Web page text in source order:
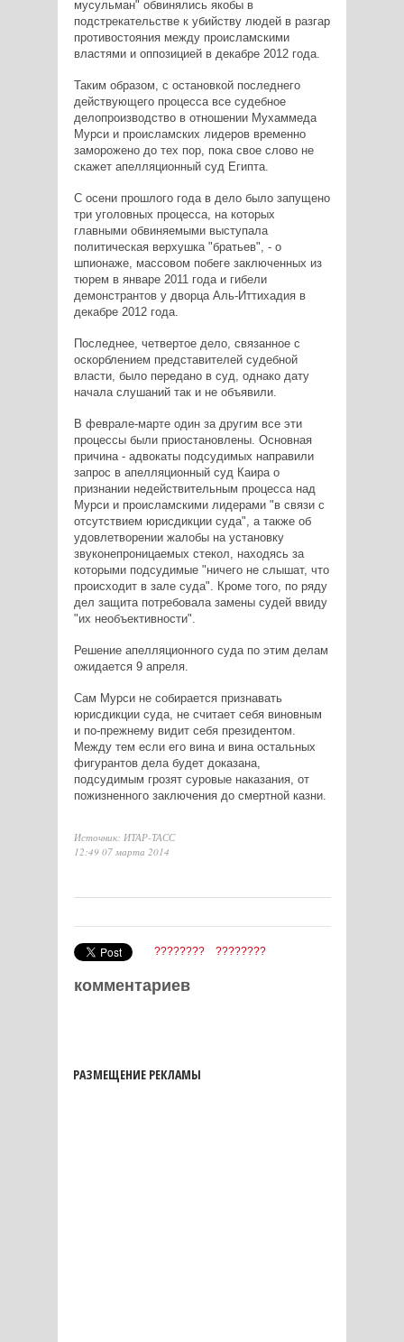
мусульман" обвинялись якобы в
подстрекательстве к убийству людей в разгар
противостояния между происламскими
властями и оппозицией в декабре 2012 года.
Таким образом, с остановкой последнего
действующего процесса все судебное
делопроизводство в отношении Мухаммеда
Мурси и происламских лидеров временно
заморожено до тех пор, пока свое слово не
скажет апелляционный суд Египта.
С осени прошлого года в дело было запущено
три уголовных процесса, на которых
главными обвиняемыми выступала
политическая верхушка "братьев", - о
шпионаже, массовом побеге заключенных из
тюрем в январе 2011 года и гибели
демонстрантов у дворца Аль-Иттихадия в
декабре 2012 года.
Последнее, четвертое дело, связанное с
оскорблением представителей судебной
власти, было передано в суд, однако дату
начала слушаний так и не объявили.
В феврале-марте один за другим все эти
процессы были приостановлены. Основная
причина - адвокаты подсудимых направили
запрос в апелляционный суд Каира о
признании недействительным процесса над
Мурси и происламскими лидерами "в связи с
отсутствием юрисдикции суда", а также об
удовлетворении жалобы на установку
звуконепроницаемых стекол, находясь за
которыми подсудимые "ничего не слышат, что
происходит в зале суда". Кроме того, по ряду
дел защита потребовала замены судей ввиду
"их необъективности".
Решение апелляционного суда по этим делам
ожидается 9 апреля.
Сам Мурси не собирается признавать
юрисдикции суда, не считает себя виновным
и по-прежнему видит себя президентом.
Между тем если его вина и вина остальных
фигурантов дела будет доказана,
подсудимым грозят суровые наказания, от
пожизненного заключения до смертной казни.
Источник: ИТАР-ТАСС
12:49 07 марта 2014
???????? ????????
комментариев
РАЗМЕЩЕНИЕ РЕКЛАМЫ